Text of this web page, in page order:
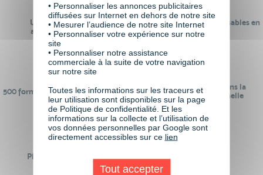
Un réseau de 22 000
anciens participants
100% des formations réalisables en
digital learning
500 formations pour se préparer au
monde de demain
24 ans d'expérience dans la
formation professionnelle
Plus de 50 formations
Des intervenants
• Personnaliser les annonces publicitaires
diffusées sur Internet en dehors de notre site
• Mesurer l’audience de notre site Internet
• Personnaliser votre expérience sur notre
site
• Personnaliser notre assistance
commerciale à la suite de votre navigation
sur notre site
Toutes les informations sur les traceurs et
leur utilisation sont disponibles sur la page
de Politique de confidentialité. Et les
informations sur la collecte et l’utilisation de
vos données personnelles par Google sont
directement accessibles sur ce lien
Tout accepter